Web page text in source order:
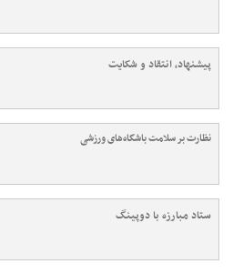
پیشنهاد، انتقاد و شکایت
نظارت بر سلامت باشگاه‌های ورزشی
ستاد مبارزه با دوپینگ